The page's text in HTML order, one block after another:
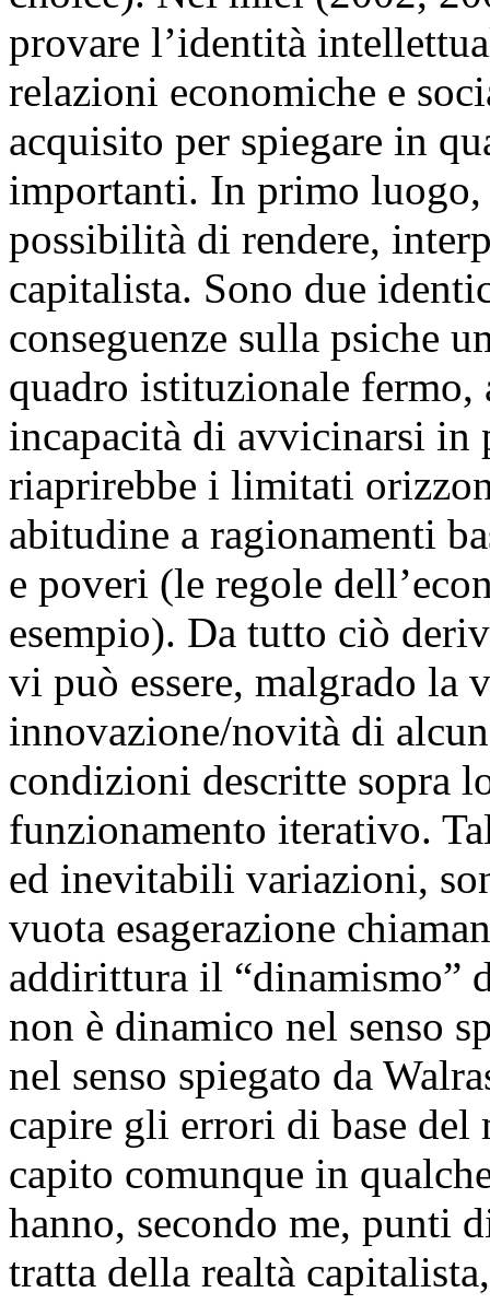
provare l’identità
relazioni economiche e
acquisito per spiegare in
importanti. In primo luogo,
possibilità di rendere,
capitalista. Sono due
conseguenze sulla psiche
quadro istituzionale
incapacità di avvicinarsi in
riaprirebbe i limitati
abitudine a ragionamenti
e poveri (le regole
esempio). Da tutto ciò
vi può essere, malgrado la
innovazione/novità di
condizioni descritte sopra
funzionamento iterativo.
ed inevitabili variazioni,
vuota esagerazione
addirittura il “dinamismo”
non è dinamico nel senso
nel senso spiegato da
capire gli errori di base del
capito comunque in
hanno, secondo me, punti
tratta della realtà